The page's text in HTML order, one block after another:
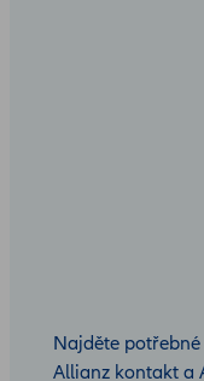
Najděte
Allianz kontakt a